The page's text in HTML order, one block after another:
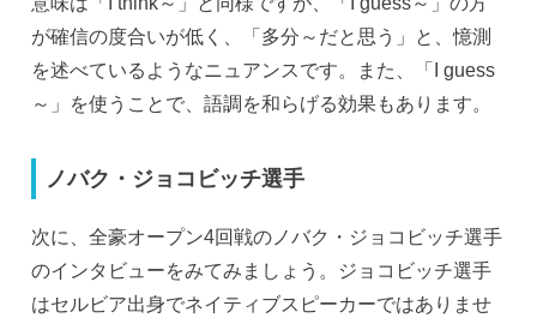
が確信の度合いが低く、「多分～だと思う」と、憶測
を述べているようなニュアンスです。また、「I guess
～」を使うことで、語調を和らげる効果もあります。
ノバク・ジョコビッチ選手
次に、全豪オープン4回戦のノバク・ジョコビッチ選手
のインタビューをみてみましょう。ジョコビッチ選手
はセルビア出身でネイティブスピーカーではありませ